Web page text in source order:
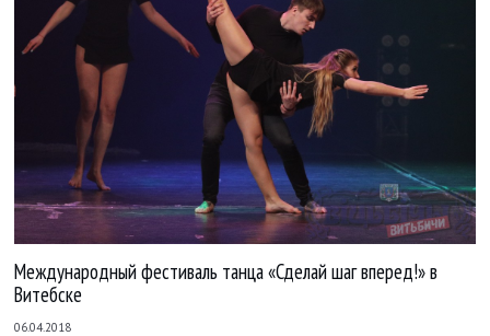
Международный фестиваль танца «Сделай шаг вперед!» в
Витебске
06.04.2018